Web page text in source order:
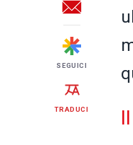
SEGUICI
TRADUCI